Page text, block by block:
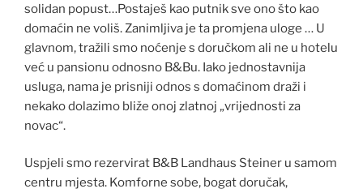
solidan popust…Postaješ kao putnik sve ono što kao
domaćin ne voliš. Zanimljiva je ta promjena uloge … U
glavnom, tražili smo noćenje s doručkom ali ne u hotelu
već u pansionu odnosno B&Bu. Iako jednostavnija
usluga, nama je prisniji odnos s domaćinom draži i
nekako dolazimo bliže onoj zlatnoj „vrijednosti za
novac“.
Uspjeli smo rezervirat B&B Landhaus Steiner u samom
centru mjesta. Komforne sobe, bogat doručak,